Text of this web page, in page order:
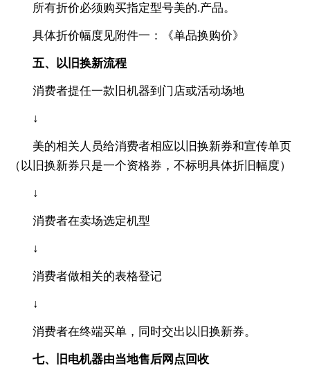
所有折价必须购买指定型号美的.产品。
具体折价幅度见附件一：《单品换购价》
五、以旧换新流程
消费者提任一款旧机器到门店或活动场地
↓
美的相关人员给消费者相应以旧换新券和宣传单页
（以旧换新券只是一个资格券，不标明具体折旧幅度）
↓
消费者在卖场选定机型
↓
消费者做相关的表格登记
↓
消费者在终端买单，同时交出以旧换新券。
七、旧电机器由当地售后网点回收